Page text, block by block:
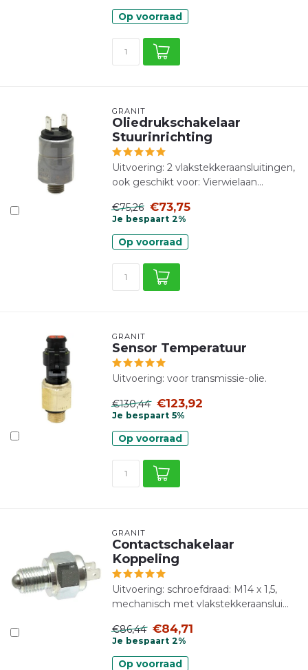
Op voorraad
GRANIT
Oliedrukschakelaar
Stuurinrichting
Uitvoering: 2 vlakstekkeraansluitingen,
ook geschikt voor: Vierwielaan...
€75,26 €73,75
Je bespaart 2%
Op voorraad
GRANIT
Sensor Temperatuur
Uitvoering: voor transmissie-olie.
€130,44 €123,92
Je bespaart 5%
Op voorraad
GRANIT
Contactschakelaar
Koppeling
Uitvoering: schroefdraad: M14 x 1,5,
mechanisch met vlakstekkeraanslui...
€86,44 €84,71
Je bespaart 2%
Op voorraad